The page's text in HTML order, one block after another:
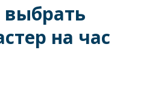
на час